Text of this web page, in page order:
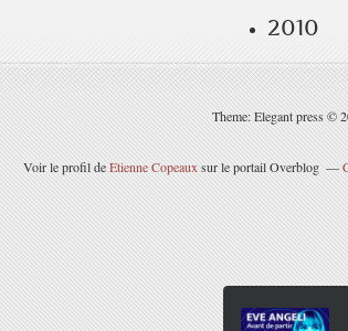
2010
Theme: Elegant press ©
Voir le profil deEtienne Copeaux sur le portail Overblog